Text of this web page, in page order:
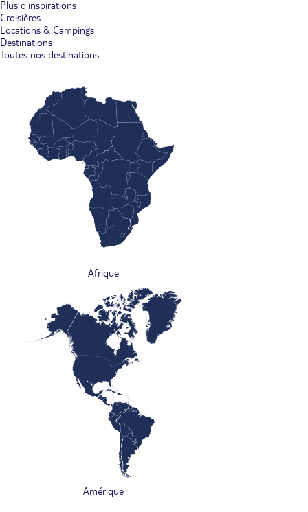
Plus d'inspirations
Croisières
Locations & Campings
Destinations
Toutes nos destinations
Afrique
Amérique